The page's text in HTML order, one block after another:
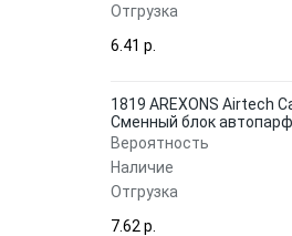
Отгрузка
6.41 p.
1819 AREXONS Airtech
Сменный блок
Вероятность
Наличие
Отгрузка
7.62 p.